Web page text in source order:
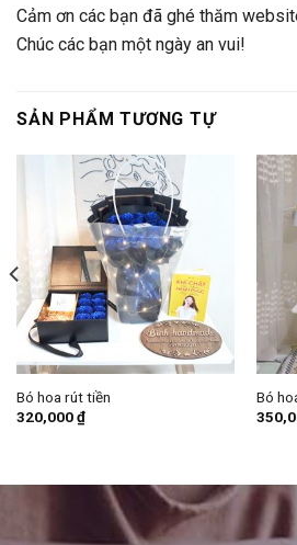
Cảm ơn các bạn đã ghé thăm
Chúc các bạn một ngày an vui!
SẢN PHẨM TƯƠNG TỰ
Bó hoa rút tiền
320,000₫
Bó